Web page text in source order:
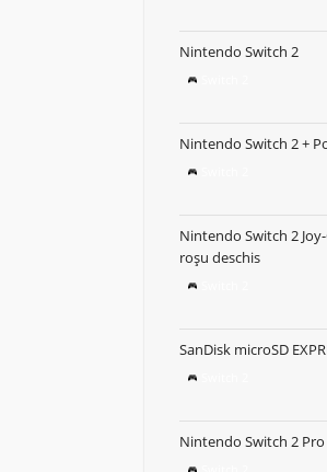
Nintendo Switch 2
Nintendo Switch 2 +
Nintendo Switch 2
roșu deschis
SanDisk microSD
Nintendo Switch 2